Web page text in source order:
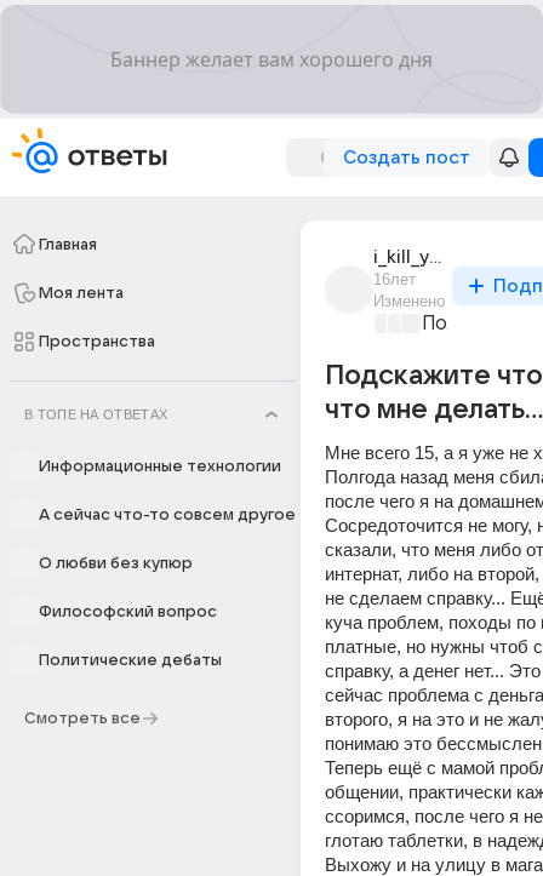
Создать пост
Главная
Моя лента
Пространства
В ТОПЕ НА ОТВЕТАХ
Информационные технологии
А сейчас что-то совсем другое
О любви без купюр
Философский вопрос
Политические дебаты
Смотреть все
i_kill_you_8
16лет
Изменено
Подскажите
что мне делать...
Мне всего 15, а я уже не
Полгода назад меня
после чего я на
Сосредоточится не могу,
сказали, что меня либо
интернат, либо на
не сделаем справку...
куча проблем, походы по
платные, но нужны чтоб
справку, а денег нет...
сейчас проблема с
второго, я на это и не
понимаю это
Теперь ещё с мамой
общении, практически
ссоримся, после чего я
глотаю таблетки, в
Выхожу и на улицу в